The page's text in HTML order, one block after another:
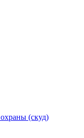
(скуд)